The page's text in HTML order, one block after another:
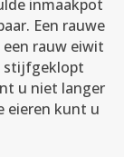
inmaakpot
Een rauwe
rauw eiwit
stijfgeklopt
u niet langer
eieren kunt u